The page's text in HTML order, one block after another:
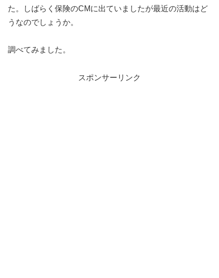
た。しばらく保険のCMに出ていましたが最近の活動はど
うなのでしょうか。
調べてみました。
スポンサーリンク